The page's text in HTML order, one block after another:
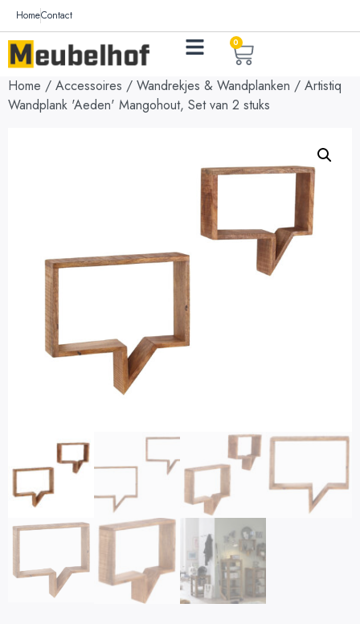
HomeContact
0
Home / Accessoires / Wandrekjes & Wandplanken / Artistiq
Wandplank 'Aeden' Mangohout, Set van 2 stuks